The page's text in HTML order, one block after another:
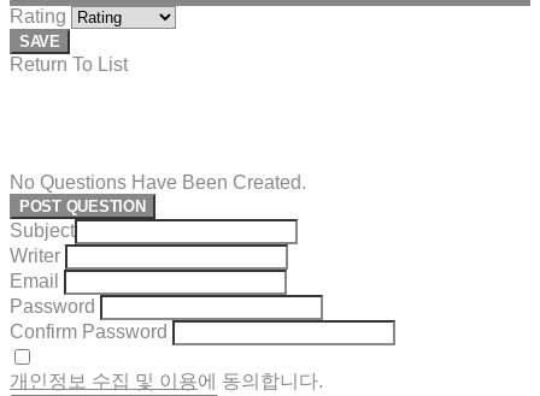
Rating
SAVE
Return To List
No Questions Have Been Created.
POST QUESTION
Subject
Writer
Email
Password
Confirm Password
개인정보 수집 및 이용에 동의합니다.